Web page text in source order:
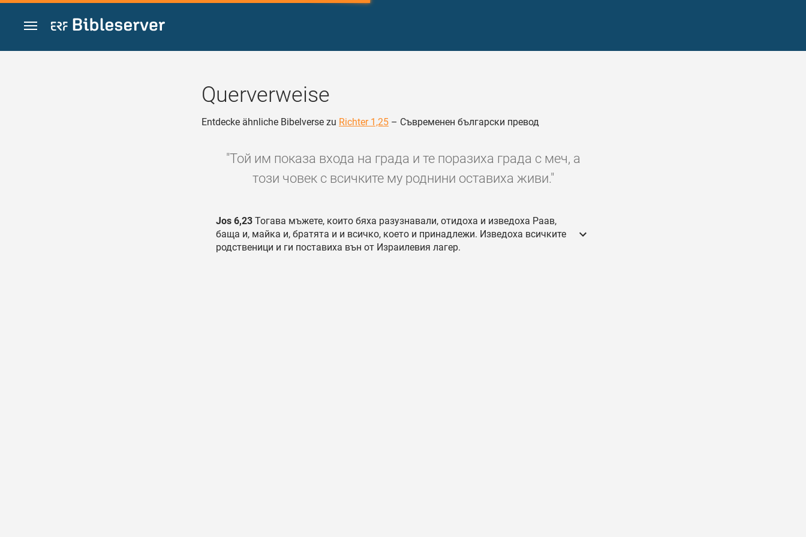
Zum Inhalt springen
Querverweise
Entdecke ähnliche Bibelverse zu Richter 1,25 – Съвременен български превод
"Той им показа входа на града и те поразиха града с меч, а
този човек с всичките му роднини оставиха живи."
Jos 6,23 Тогава мъжете, които бяха разузнавали, отидоха и изведоха Раав,
баща и, майка и, братята и и всичко, което и принадлежи. Изведоха всичките
родственици и ги поставиха вън от Израилевия лагер.